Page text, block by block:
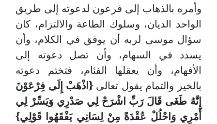
وأمره بالذهاب إلى فرعون لدعوته إلى طريق
الواحد الديان، وسلوك الطاعة والالتزام، كان
سؤال موسى لربه أن يوفق في الكلام، وأن
يسدد في السهام، وأن تصل دعوته إلى
الأفهام، وأن يعقلها الفئام، فتختم دعوته
بالخير والتمام يقول تعالى {اذْهَبْ إِلَى فِرْعَوْنَ
إِنَّهُ طَغَى قَالَ رَبِّ اشْرَحْ لِي صَدْرِي وَيَسِّرْ لِي
أَمْرِي وَاحْلُلْ عُقْدَةً مِنْ لِسَانِي يَفْقَهُوا قَوْلِي}